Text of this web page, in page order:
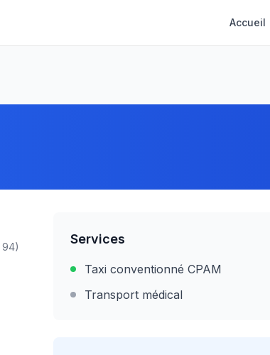
Accueil
94)
Services
Taxi conventionné CPAM
Transport médical